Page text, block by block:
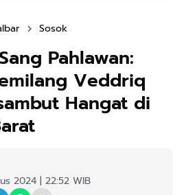
Sosok
Pahlawan:
Veddriq
Hangat di
2024 | 22:52 WIB